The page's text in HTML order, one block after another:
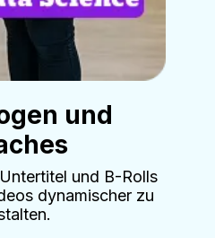
und
und B-Rolls
dynamischer zu